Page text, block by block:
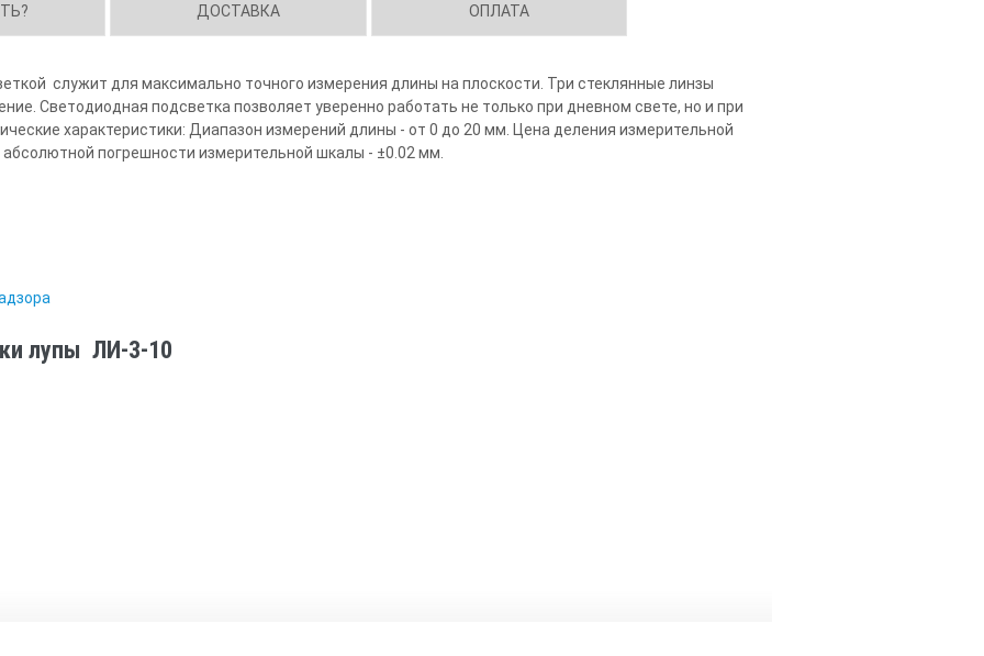
ДОСТАВКА ОПЛАТА
служит для максимально точного измерения длины на плоскости. Три стеклянные линзы
Светодиодная подсветка позволяет уверенно работать не только при дневном свете, но и при
характеристики: Диапазон измерений длины - от 0 до 20 мм. Цена деления измерительной
погрешности измерительной шкалы - ±0.02 мм.
лупы ЛИ-3-10